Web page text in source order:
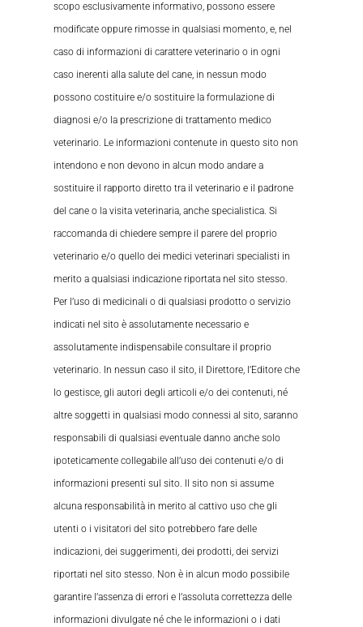
scopo esclusivamente informativo, possono essere
modificate oppure rimosse in qualsiasi momento, e, nel
caso di informazioni di carattere veterinario o in ogni
caso inerenti alla salute del cane, in nessun modo
possono costituire e/o sostituire la formulazione di
diagnosi e/o la prescrizione di trattamento medico
veterinario. Le informazioni contenute in questo sito non
intendono e non devono in alcun modo andare a
sostituire il rapporto diretto tra il veterinario e il padrone
del cane o la visita veterinaria, anche specialistica. Si
raccomanda di chiedere sempre il parere del proprio
veterinario e/o quello dei medici veterinari specialisti in
merito a qualsiasi indicazione riportata nel sito stesso.
Per l’uso di medicinali o di qualsiasi prodotto o servizio
indicati nel sito è assolutamente necessario e
assolutamente indispensabile consultare il proprio
veterinario. In nessun caso il sito, il Direttore, l’Editore che
lo gestisce, gli autori degli articoli e/o dei contenuti, né
altre soggetti in qualsiasi modo connessi al sito, saranno
responsabili di qualsiasi eventuale danno anche solo
ipoteticamente collegabile all’uso dei contenuti e/o di
informazioni presenti sul sito. Il sito non si assume
alcuna responsabilità in merito al cattivo uso che gli
utenti o i visitatori del sito potrebbero fare delle
indicazioni, dei suggerimenti, dei prodotti, dei servizi
riportati nel sito stesso. Non è in alcun modo possibile
garantire l’assenza di errori e l’assoluta correttezza delle
informazioni divulgate né che le informazioni o i dati